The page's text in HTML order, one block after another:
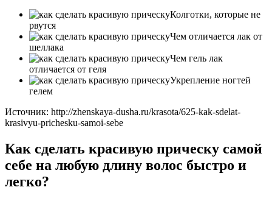
Колготки, которые не
рвутся
Чем отличается лак от
шеллака
Чем гель лак
отличается от геля
Укрепление ногтей
гелем
Источник: http://zhenskaya-dusha.ru/krasota/625-kak-sdelat-
krasivyu-prichesku-samoi-sebe
Как сделать красивую прическу самой
себе на любую длину волос быстро и
легко?